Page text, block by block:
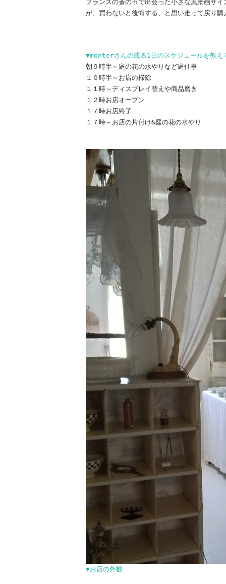
フランスの蚤の市で出会った小さな風景画サ
が、買わないと後悔する、と思い走って戻り
▼monterさんの或る1日のスケジュールを教え
朝９時半～庭の花の水やりなど庭仕事
１０時半～お店の掃除
１１時～ディスプレイ替えや商品磨き
１２時お店オープン
１７時お店終了
１７時～お店の片付け&庭の花の水やり
▼お店の外観